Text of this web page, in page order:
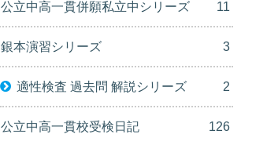
公立中高一貫併願私立中シリーズ 11
銀本演習シリーズ 3
適性検査 過去問 解説シリーズ 2
公立中高一貫校受検日記 126